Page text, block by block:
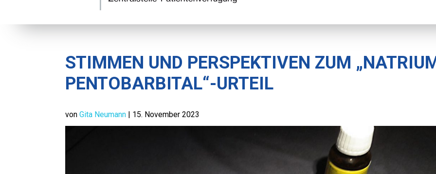
STIMMEN UND PERSPEKTIVEN ZUM
PENTOBARBITAL“-URTEIL
vonGita Neumann | 15. November 2023